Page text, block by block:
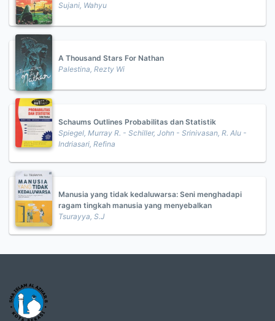
Sujani, Wahyu
A Thousand Stars For Nathan
Palestina, Rezty Wi
Schaums Outlines Probabilitas dan Statistik
Spiegel, Murray R. - Schiller, John - Srinivasan, R. Alu -
Indriasari, Refina
Manusia yang tidak kedaluwarsa: Seni menghadapi
ragam tingkah manusia yang menyebalkan
Tsurayya, S.J